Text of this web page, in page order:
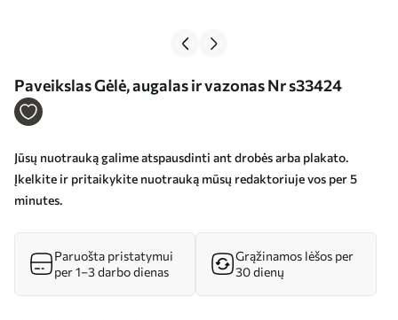
Paveikslas Gėlė, augalas ir vazonas Nr s33424
Jūsų nuotrauką galime atspausdinti ant drobės arba plakato.
Įkelkite ir pritaikykite nuotrauką mūsų redaktoriuje vos per 5
minutes.
Paruošta pristatymui
per 1–3 darbo dienas
Grąžinamos lėšos per
30 dienų